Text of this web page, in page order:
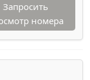
Запросить
номера